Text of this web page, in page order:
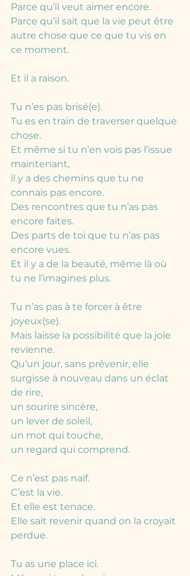
Parce qu’il veut aimer encore.
Parce qu’il sait que la vie peut être
autre chose que ce que tu vis en
ce moment.
Et il a raison.
Tu n’es pas brisé(e).
Tu es en train de traverser quelque
chose.
Et même si tu n’en vois pas l’issue
maintenant,
il y a des chemins que tu ne
connais pas encore.
Des rencontres que tu n’as pas
encore faites.
Des parts de toi que tu n’as pas
encore vues.
Et il y a de la beauté, même là où
tu ne l’imagines plus.
Tu n’as pas à te forcer à être
joyeux(se).
Mais laisse la possibilité que la joie
revienne.
Qu’un jour, sans prévenir, elle
surgisse à nouveau dans un éclat
de rire,
un sourire sincère,
un lever de soleil,
un mot qui touche,
un regard qui comprend.
Ce n’est pas naïf.
C’est la vie.
Et elle est tenace.
Elle sait revenir quand on la croyait
perdue.
Tu as une place ici.